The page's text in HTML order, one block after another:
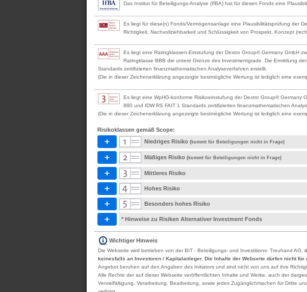
Das Institut für Beteiligungs-Analyse (IfBA) hat für diesen Fonds eine
Es liegt für diese(n) Fonds/Vermögensanlage eine Plausibilitätsprüfung der
Richtigkeit, Nachvollziehbarkeit und Schlüssigkeit von Prospekt, Konzept
Es liegt eine Ratingklassen-Einstufung der Dextro Group® Germany GmbH
Ratingklasse BBB die untere Grenze des Investmentgrade. Die Ermittlung
Standards zertifizierten finanzmathematischen Analyseverfahren erstellt.
(Die in dieser Zeichenerklärung angezeigte bestmögliche Wertung ist lediglich eine
Es liegt eine WpHG-konforme Risikoeinstufung der Dextro Group® Germany
880 und IDW RS FAIT 1 Standards zertifizierten finanzmathematischen
(Die in dieser Zeichenerklärung angezeigte bestmögliche Wertung ist lediglich eine
Risikoklassen gemäß Scope:
Niedriges Risiko (kommt für Beteiligungen nicht in Frage)
Mäßiges Risiko (kommt für Beteiligungen nicht in Frage)
Mittleres Risiko
Hohes Risiko
Besonders hohes Risiko
* Hinweise zu Risiken Alternativer Investment Fonds
Wichtiger Hinweis
Die Webseite wird betrieben von der BIT - Beteiligungs- und Investitions- Treuhand AG,
keinesfalls an Investoren / Kapitalanleger. Die Inhalte der Webseite dürfen nicht
Angebot beruhen auf den Angaben des Initiators und sind nicht von uns auf ihre
Alle Rechte der auf dieser Webseite veröffentlichten Inhalte und Werke, auch der
Vervielfältigung, Verarbeitung, Bearbeitung, sowie jedes Zugänglichmachen für Dritte